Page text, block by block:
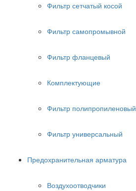
Фильтр сетчатый косой
Фильтр самопромывной
Фильтр фланцевый
Комплектующие
Фильтр полипропиленовый
Фильтр универсальный
Предохранительная арматура
Воздухоотводчики